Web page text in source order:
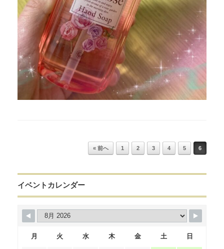
« 前へ 1 2 3 4 5 6
イベントカレンダー
月 火 水 木 金 土 日